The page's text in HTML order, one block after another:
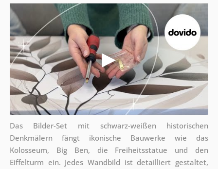
Das Bilder-Set mit schwarz-weißen historischen
Denkmälern fängt ikonische Bauwerke wie das
Kolosseum, Big Ben, die Freiheitsstatue und den
Eiffelturm ein. Jedes Wandbild ist detailliert gestaltet,